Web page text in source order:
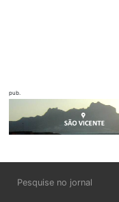
pub.
Pesquise no jornal